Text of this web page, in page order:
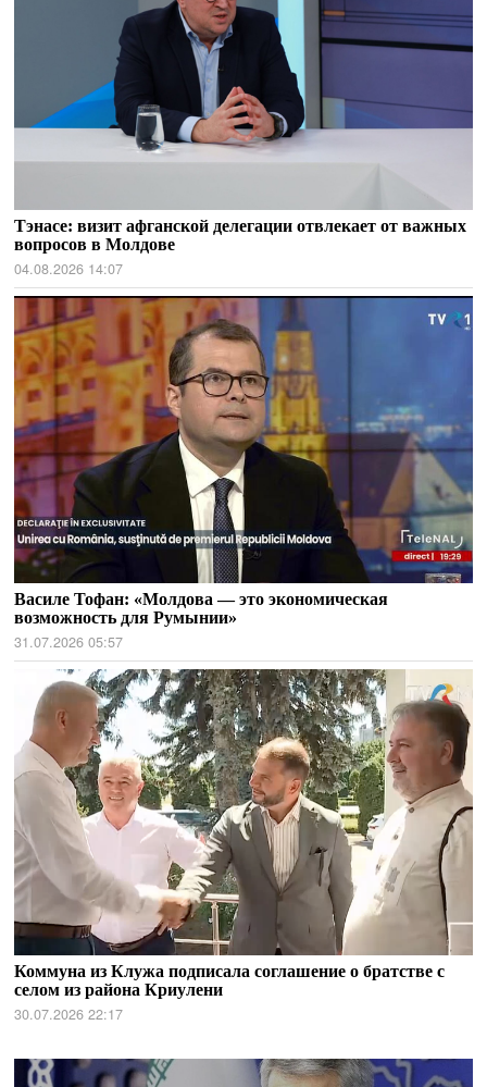
Тэнасе: визит афганской делегации отвлекает от важных
вопросов в Молдове
04.08.2026 14:07
Василе Тофан: «Молдова — это экономическая
возможность для Румынии»
31.07.2026 05:57
Коммуна из Клужа подписала соглашение о братстве с
селом из района Криулени
30.07.2026 22:17